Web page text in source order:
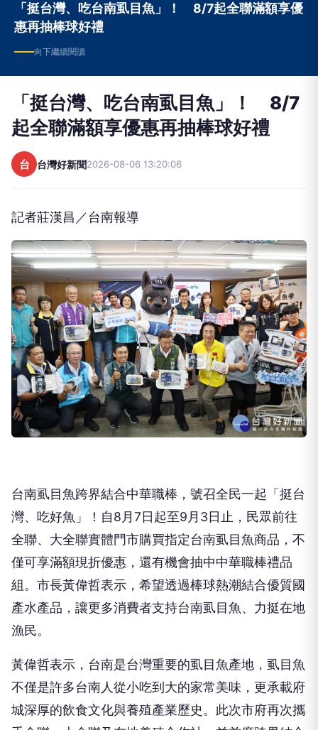
「挺台灣、吃台南虱目魚」！ 8/7起全聯滿額享優
惠再抽棒球好禮
向下繼續閱讀
「挺台灣、吃台南虱目魚」！ 8/7
起全聯滿額享優惠再抽棒球好禮
台 台灣好新聞2026-08-06 13:20:06
記者莊漢昌／台南報導
台南虱目魚跨界結合中華職棒，號召全民一起「挺台
灣、吃好魚」！自8月7日起至9月3日止，民眾前往
全聯、大全聯實體門市購買指定台南虱目魚商品，不
僅可享滿額現折優惠，還有機會抽中中華職棒禮品
組。市長黃偉哲表示，希望透過棒球熱潮結合優質國
產水產品，讓更多消費者支持台南虱目魚、力挺在地
漁民。
黃偉哲表示，台南是台灣重要的虱目魚產地，虱目魚
不僅是許多台南人從小吃到大的家常美味，更承載府
城深厚的飲食文化與養殖產業歷史。此次市府再次攜